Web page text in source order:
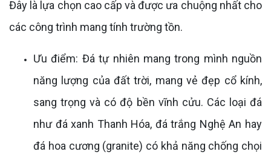
Đây là lựa chọn cao cấp và được ưa chuộng nhất cho
các công trình mang tính trường tồn.
Ưu điểm: Đá tự nhiên mang trong mình nguồn
năng lượng của đất trời, mang vẻ đẹp cổ kính,
sang trọng và có độ bền vĩnh cửu. Các loại đá
như đá xanh Thanh Hóa, đá trắng Nghệ An hay
đá hoa cương (granite) có khả năng chống chọi